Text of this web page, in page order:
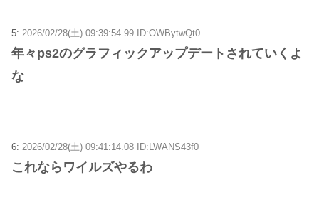
5: 2026/02/28(土) 09:39:54.99 ID:OWBytwQt0
年々ps2のグラフィックアップデートされていくよ
な
6: 2026/02/28(土) 09:41:14.08 ID:LWANS43f0
これならワイルズやるわ